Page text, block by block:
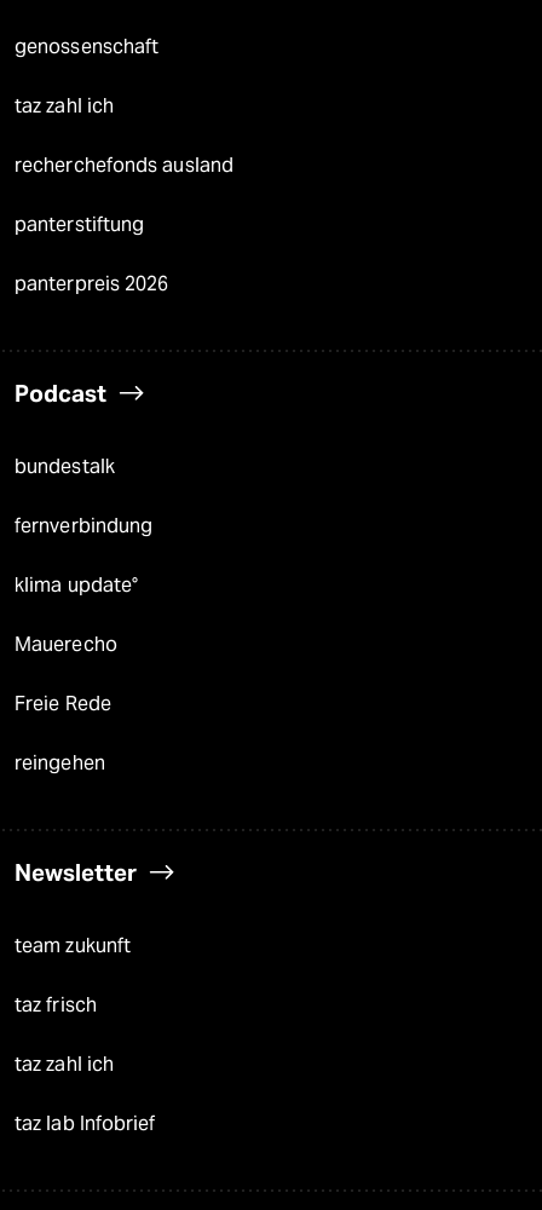
genossenschaft
taz zahl ich
recherchefonds ausland
panterstiftung
panterpreis 2026
Podcast
bundestalk
fernverbindung
klima update°
Mauerecho
Freie Rede
reingehen
Newsletter
team zukunft
taz frisch
taz zahl ich
taz lab Infobrief